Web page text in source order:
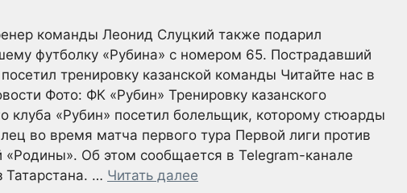
команды Леонид Слуцкий также подарил
футболку «Рубина» с номером 65. Пострадавший
тренировку казанской команды Читайте нас в
Фото: ФК «Рубин» Тренировку казанского
клуба «Рубин» посетил болельщик, которому стюарды
во время матча первого тура Первой лиги против
«Родины». Об этом сообщается в Telegram-канале
Татарстана. … Читать далее